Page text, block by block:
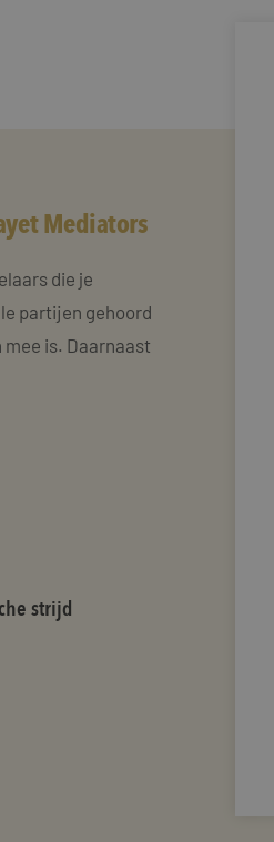
Mediators
die je
partijen gehoord
is. Daarnaast
strijd